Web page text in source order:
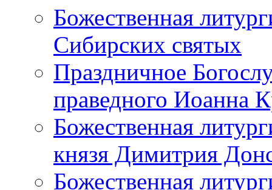
Божественная
Сибирских святых
Праздничное
праведного Иоанна
Божественная
князя Димитрия
Божественная